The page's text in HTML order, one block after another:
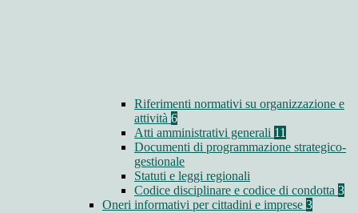
Riferimenti normativi su organizzazione e
attività 6
Atti amministrativi generali 11
Documenti di programmazione strategico-
gestionale
Statuti e leggi regionali
Codice disciplinare e codice di condotta 3
Oneri informativi per cittadini e imprese 3